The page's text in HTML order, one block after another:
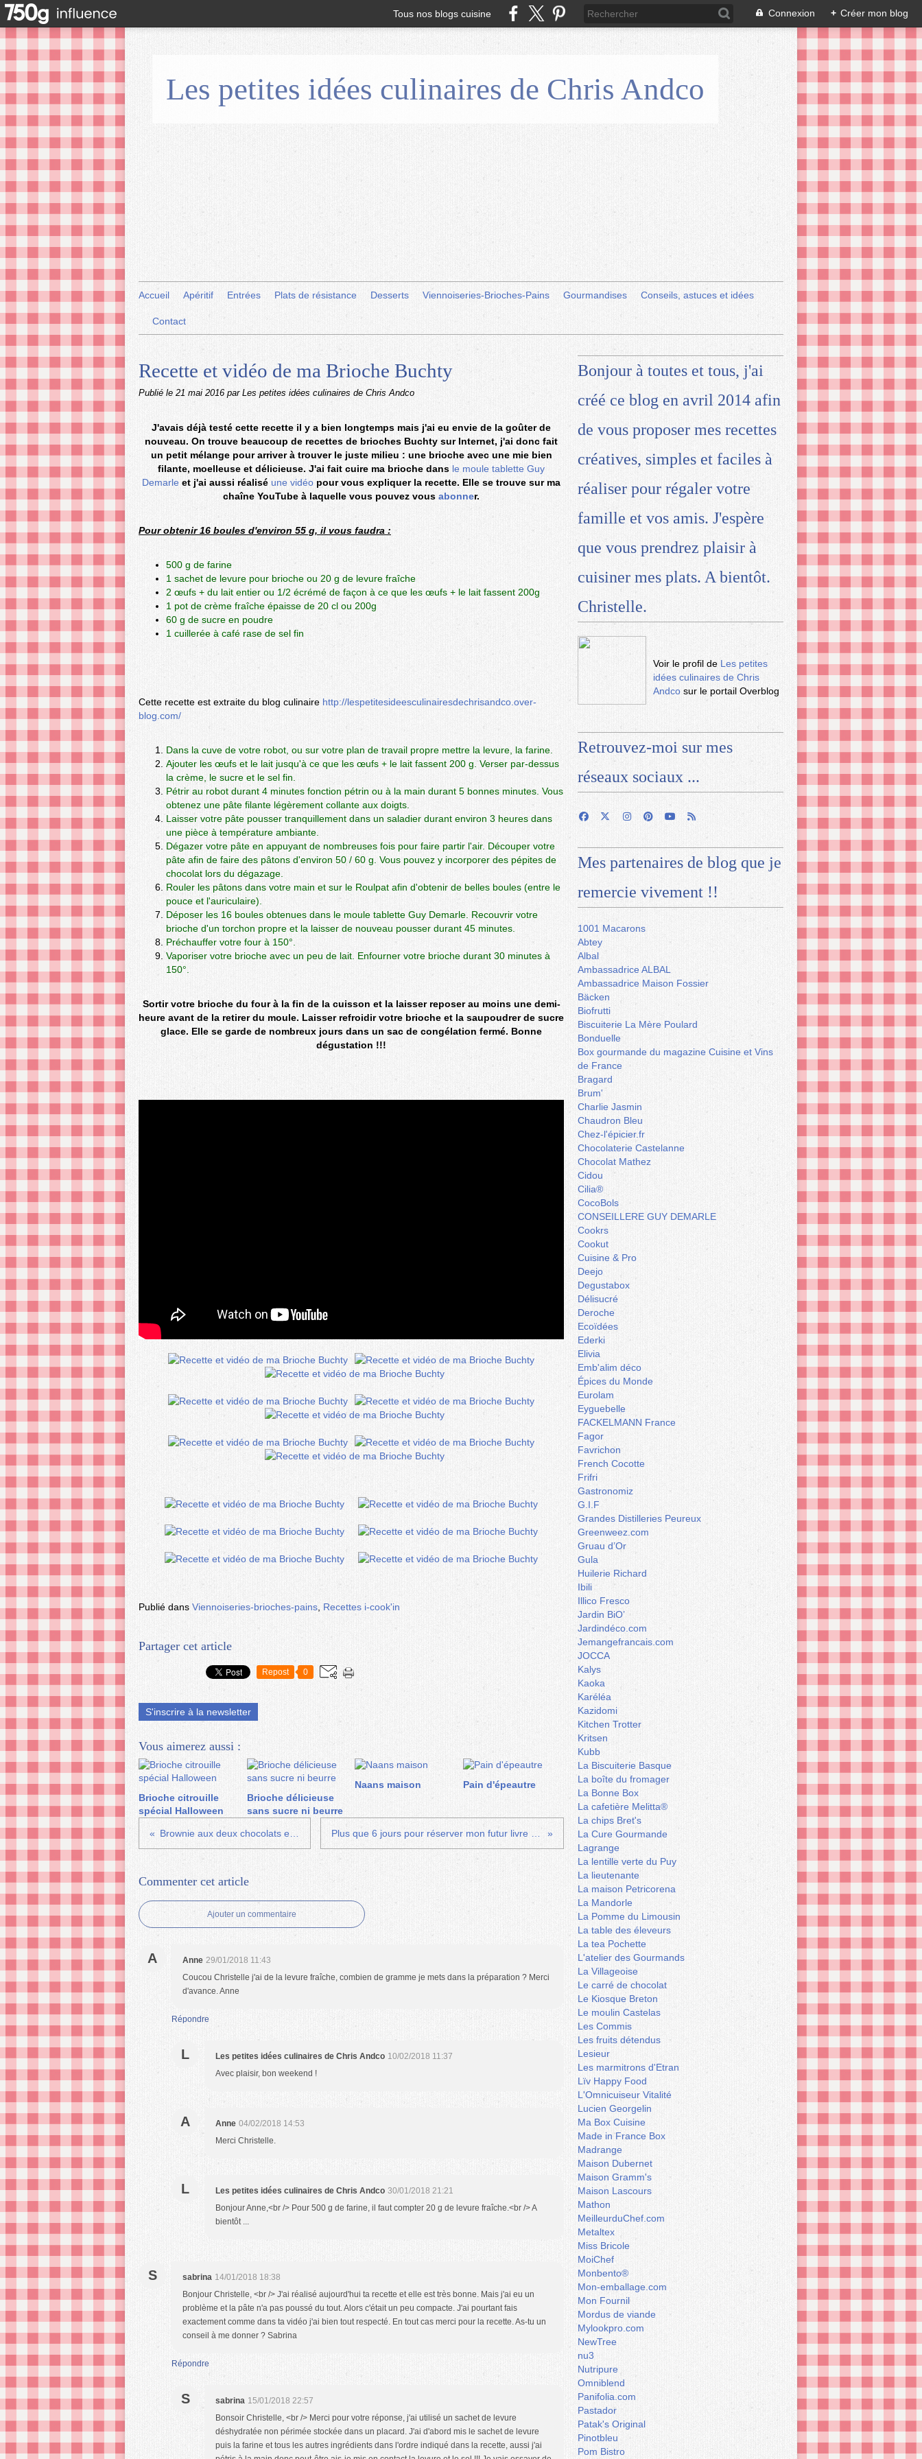
Tous nos blogs cuisine Connexion + Créer mon blog
Les petites idées culinaires de Chris Andco
Accueil Apéritif Entrées Plats de résistance Desserts Viennoiseries-Brioches-Pains Gourmandises Conseils, astuces et idées
Contact
Recette et vidéo de ma Brioche Buchty
Publié le 21 mai 2016 par Les petites idées culinaires de Chris Andco
J'avais déjà testé cette recette il y a bien longtemps mais j'ai eu envie de la goûter de
nouveau. On trouve beaucoup de recettes de brioches Buchty sur Internet, j'ai donc fait
un petit mélange pour arriver à trouver le juste milieu : une brioche avec une mie bien
filante, moelleuse et délicieuse. J'ai fait cuire ma brioche dans le moule tablette Guy
Demarle et j'ai aussi réalisé une vidéo pour vous expliquer la recette. Elle se trouve sur ma
chaîne YouTube à laquelle vous pouvez vous abonner.
Pour obtenir 16 boules d'environ 55 g, il vous faudra :
500 g de farine
1 sachet de levure pour brioche ou 20 g de levure fraîche
2 œufs + du lait entier ou 1/2 écrémé de façon à ce que les œufs + le lait fassent 200g
1 pot de crème fraîche épaisse de 20 cl ou 200g
60 g de sucre en poudre
1 cuillerée à café rase de sel fin
Cette recette est extraite du blog culinaire http://lespetitesideesculinairesdechrisandco.over-
blog.com/
Dans la cuve de votre robot, ou sur votre plan de travail propre mettre la levure, la farine.
Ajouter les œufs et le lait jusqu'à ce que les œufs + le lait fassent 200 g. Verser par-dessus
la crème, le sucre et le sel fin.
Pétrir au robot durant 4 minutes fonction pétrin ou à la main durant 5 bonnes minutes. Vous
obtenez une pâte filante légèrement collante aux doigts.
Laisser votre pâte pousser tranquillement dans un saladier durant environ 3 heures dans
une pièce à température ambiante.
Dégazer votre pâte en appuyant de nombreuses fois pour faire partir l'air. Découper votre
pâte afin de faire des pâtons d'environ 50 / 60 g. Vous pouvez y incorporer des pépites de
chocolat lors du dégazage.
Rouler les pâtons dans votre main et sur le Roulpat afin d'obtenir de belles boules (entre le
pouce et l'auriculaire).
Déposer les 16 boules obtenues dans le moule tablette Guy Demarle . Recouvrir votre
brioche d'un torchon propre et la laisser de nouveau pousser durant 45 minutes.
Préchauffer votre four à 150°.
Vaporiser votre brioche avec un peu de lait. Enfourner votre brioche durant 30 minutes à
150°.
Sortir votre brioche du four à la fin de la cuisson et la laisser reposer au moins une demi-
heure avant de la retirer du moule. Laisser refroidir votre brioche et la saupoudrer de sucre
glace. Elle se garde de nombreux jours dans un sac de congélation fermé. Bonne
dégustation !!!
Publié dans Viennoiseries-brioches-pains Recettes i-cook'in
Partager cet article
Repost 0
S'inscrire à la newsletter
Vous aimerez aussi :
Brioche citrouille
spécial Halloween
Brioche délicieuse
sans sucre ni beurre
Naans maison Pain d'épeautre
Commenter cet article
Ajouter un commentaire
A Anne 29/01/2018 11:43
Coucou Christelle j'ai de la levure fraîche, combien de gramme je mets dans la préparation ? Merci
d'avance. Anne
Répondre
L Les petites idées culinaires de Chris Andco 10/02/2018 11:37
Avec plaisir, bon weekend !
A Anne 04/02/2018 14:53
Merci Christelle.
L Les petites idées culinaires de Chris Andco 30/01/2018 21:21
Bonjour Anne,<br /> Pour 500 g de farine, il faut compter 20 g de levure fraîche.<br /> A
bientôt ...
S sabrina 14/01/2018 18:38
Bonjour Christelle, <br /> J'ai réalisé aujourd'hui ta recette et elle est très bonne. Mais j'ai eu un
problème et la pâte n'a pas poussé du tout. Alors c'était un peu compacte. J'ai pourtant fais
exactement comme dans ta vidéo j'ai bien tout respecté. En tout cas merci pour la recette. As-tu un
conseil à me donner ? Sabrina
Répondre
S sabrina 15/01/2018 22:57
Bonsoir Christelle, <br /> Merci pour votre réponse, j'ai utilisé un sachet de levure
déshydratée non périmée stockée dans un placard. J'ai d'abord mis le sachet de levure
puis la farine et tous les autres ingrédients dans l'ordre indiqué dans la recette, aussi j'ai
Bonjour à toutes et tous, j'ai
créé ce blog en avril 2014 afin
de vous proposer mes recettes
créatives, simples et faciles à
réaliser pour régaler votre
famille et vos amis. J'espère
que vous prendrez plaisir à
cuisiner mes plats. A bientôt.
Christelle.
Voir le profil de Les petites
idées culinaires de Chris
Andco sur le portail Overblog
Retrouvez-moi sur mes
réseaux sociaux ...
Mes partenaires de blog que je
remercie vivement !!
1001 Macarons
Abtey
Albal
Ambassadrice ALBAL
Ambassadrice Maison Fossier
Bäcken
Biofrutti
Biscuiterie La Mère Poulard
Bonduelle
Box gourmande du magazine Cuisine et Vins
de France
Bragard
Brum'
Charlie Jasmin
Chaudron Bleu
Chez-l'épicier.fr
Chocolaterie Castelanne
Chocolat Mathez
Cidou
Cilia®
CocoBols
CONSEILLERE GUY DEMARLE
Cookrs
Cookut
Cuisine & Pro
Deejo
Degustabox
Délisucré
Deroche
Ecoïdées
Ederki
Elivia
Emb'alim déco
Épices du Monde
Eurolam
Eyguebelle
FACKELMANN France
Fagor
Favrichon
French Cocotte
Frifri
Gastronomiz
G.I.F
Grandes Distilleries Peureux
Greenweez.com
Gruau d’Or
Gula
Huilerie Richard
Ibili
Illico Fresco
Jardin BiO’
Jardindéco.com
Jemangefrancais.com
JOCCA
Kalys
Kaoka
Karéléa
Kazidomi
Kitchen Trotter
Kritsen
Kubb
La Biscuiterie Basque
La boîte du fromager
La Bonne Box
La cafetière Melitta®
La chips Bret's
La Cure Gourmande
Lagrange
La lentille verte du Puy
La lieutenante
La maison Petricorena
La Mandorle
La Pomme du Limousin
La table des éleveurs
La tea Pochette
L'atelier des Gourmands
La Villageoise
Le carré de chocolat
Le Kiosque Breton
Le moulin Castelas
Les Commis
Les fruits détendus
Lesieur
Les marmitrons d'Etran
Lïv Happy Food
L'Omnicuiseur Vitalité
Lucien Georgelin
Ma Box Cuisine
Made in France Box
Madrange
Maison Dubernet
Maison Gramm's
Maison Lascours
Mathon
MeilleurduChef.com
Metaltex
Miss Bricole
MoiChef
Monbento®
Mon-emballage.com
Mon Fournil
Mordus de viande
Mylookpro.com
NewTree
nu3
Nutripure
Omniblend
Panifolia.com
Pastador
Patak's Original
Pinotbleu
Pom Bistro